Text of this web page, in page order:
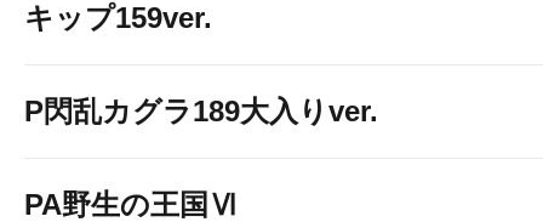
キップ159ver.
P閃乱カグラ189大入りver.
PA野生の王国Ⅵ